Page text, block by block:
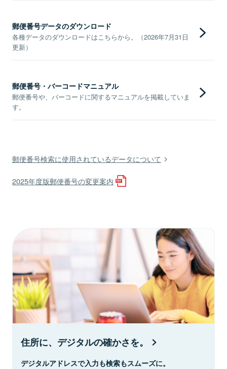
郵便番号データのダウンロード
各種データのダウンロードはこちらから。（2026年7月31日
更新）
郵便番号・バーコードマニュアル
郵便番号や、バーコードに関するマニュアルを掲載していま
す。
郵便番号検索に使用されているデータについて
2025年度版郵便番号の変更案内
住所に、デジタルの確かさを。
デジタルアドレスで入力も検索もスムーズに。